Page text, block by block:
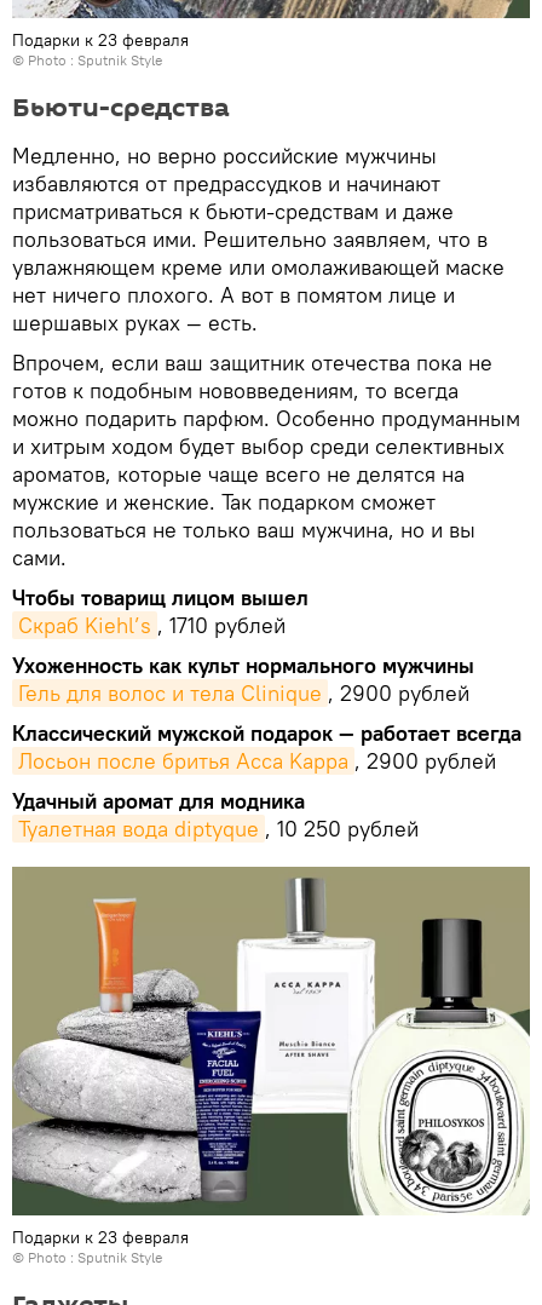
Подарки к 23 февраля
© Photo : Sputnik Style
Бьюти-средства
Медленно, но верно российские мужчины
избавляются от предрассудков и начинают
присматриваться к бьюти-средствам и даже
пользоваться ими. Решительно заявляем, что в
увлажняющем креме или омолаживающей маске
нет ничего плохого. А вот в помятом лице и
шершавых руках — есть.
Впрочем, если ваш защитник отечества пока не
готов к подобным нововведениям, то всегда
можно подарить парфюм. Особенно продуманным
и хитрым ходом будет выбор среди селективных
ароматов, которые чаще всего не делятся на
мужские и женские. Так подарком сможет
пользоваться не только ваш мужчина, но и вы
сами.
Чтобы товарищ лицом вышел
Скраб Kiehl’s , 1710 рублей
Ухоженность как культ нормального мужчины
Гель для волос и тела Clinique , 2900 рублей
Классический мужской подарок — работает всегда
Лосьон после бритья Acca Kappa , 2900 рублей
Удачный аромат для модника
Туалетная вода diptyque , 10 250 рублей
Подарки к 23 февраля
© Photo : Sputnik Style